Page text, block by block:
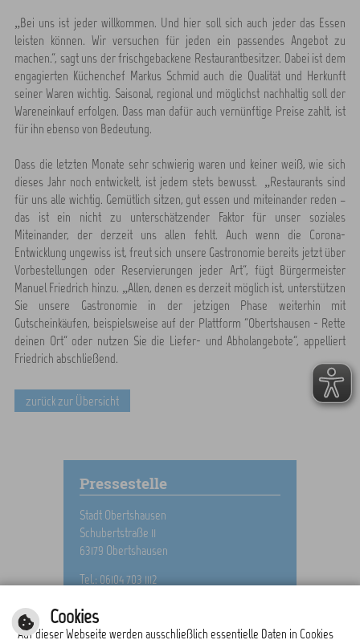
„Bei uns ist jeder willkommen. Und hier soll sich auch jeder das Essen
leisten können. Wir versuchen für jeden ein passendes Angebot zu
machen.“, sagt uns der frischgebackene Restaurantbesitzer. Dabei ist dem
engagierten Küchenchef Markus Schmid auch die Qualität und Herkunft
seiner Waren wichtig. Saisonal, regional und möglichst nachhaltig soll der
Wareneinkauf erfolgen. Dass man dafür auch vernünftige Preise zahlt, ist
für ihn ebenso von Bedeutung.
Dass die letzten Monate sehr schwierig waren und keiner weiß, wie sich
dieses Jahr noch entwickelt, ist jedem stets bewusst. „Restaurants sind
für uns alle wichtig. Gemütlich sitzen, gut essen und miteinander reden –
das ist ein nicht zu unterschätzender Faktor für unser soziales
Miteinander, der derzeit uns allen fehlt. Auch wenn die Corona-
Entwicklung ungewiss ist, freut sich unsere Gastronomie bereits jetzt über
Vorbestellungen oder Reservierungen jeder Art“, fügt Bürgermeister
Manuel Friedrich hinzu. „Allen, denen es derzeit möglich ist, unterstützen
Sie unsere Gastronomie in der jetzigen Phase weiterhin mit
Gutscheinkäufen, beispielsweise auf der Plattform “Obertshausen - Rette
deinen Ort“ oder nutzen Sie die Liefer- und Abholangebote“, appelliert
Friedrich abschließend.
zurück zur Übersicht
Pressestelle
Stadt Obertshausen
Schubertstraße 11
63179 Obertshausen
Tel.: 06104 703 1112
Cookies
Auf dieser Webseite werden ausschließlich essentielle Daten in Cookies